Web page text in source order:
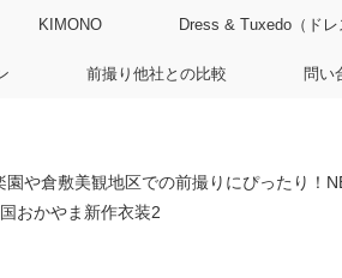
KIMONO Dress & Tuxedo（ドレ
前撮り他社との比較 問い
園や倉敷美観地区での前撮りにぴったり！
おかやま新作衣装2